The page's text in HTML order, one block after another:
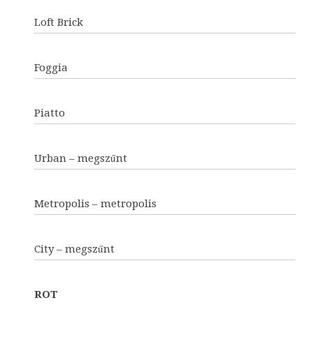
Loft Brick
Foggia
Piatto
Urban – megszűnt
Metropolis – metropolis
City – megszűnt
ROT